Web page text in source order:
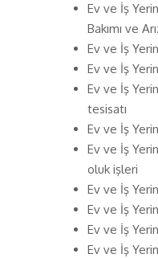
Ev ve İş
Bakımı ve
Ev ve İş
Ev ve İş
Ev ve İş
tesisatı
Ev ve İş
Ev ve İş
oluk işleri
Ev ve İş
Ev ve İş
Ev ve İş
Ev ve İş